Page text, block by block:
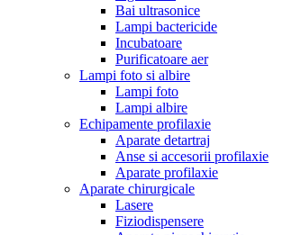
Bai ultrasonice
Lampi bactericide
Incubatoare
Purificatoare aer
Lampi foto si albire
Lampi foto
Lampi albire
Echipamente profilaxie
Aparate detartraj
Anse si accesorii profilaxie
Aparate profilaxie
Aparate chirurgicale
Lasere
Fiziodispensere